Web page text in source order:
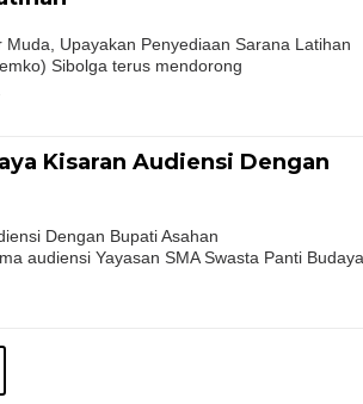
Upayakan Penyediaan Sarana Latihan
Sibolga terus mendorong
Kisaran Audiensi Dengan
Dengan Bupati Asahan
audiensi Yayasan SMA Swasta Panti Budaya